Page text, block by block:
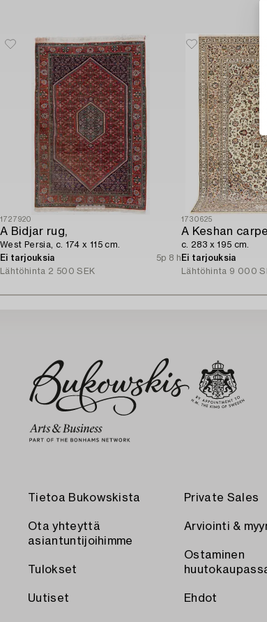
1727920
A Bidjar rug,
West Persia, c. 174 x 115 cm.
Ei tarjouksia
5p 8 h
Lähtöhinta 2 500 SEK
1730625
A Keshan
c. 283 x 195 cm.
Ei tarjouksia
Lähtöhinta 9 000
Tietoa Bukowskista
Ota yhteyttä
asiantuntijoihimme
Tulokset
Uutiset
Private Sales
Arviointi &
Ostaminen
Ehdot